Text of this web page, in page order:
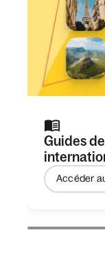
Guides
Accéder